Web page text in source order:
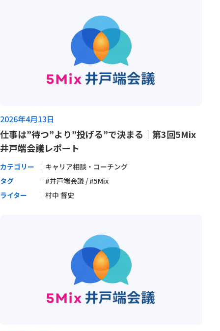
2026年4月13日
仕事は”待つ”より”投げる”で決まる｜第3回5Mix
井戸端会議レポート
カテゴリー
キャリア相談・コーチング
タグ
#井戸端会議 / #5Mix
ライター
村中 督史